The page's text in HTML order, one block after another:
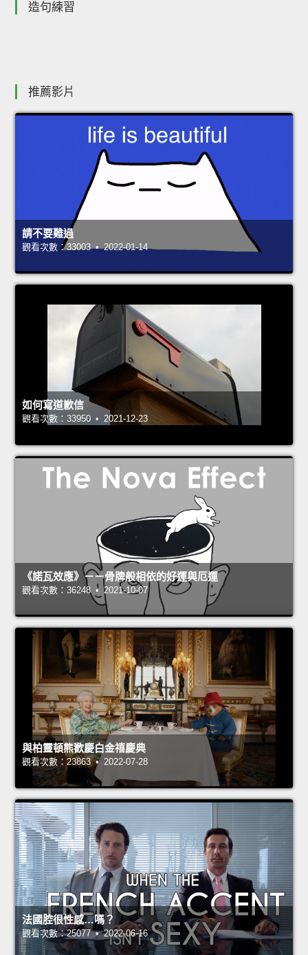
造句練習
推薦影片
請不要難過
觀看次數：33003 • 2022-01-14
如何寫道歉信
觀看次數：33950 • 2021-12-23
《諾瓦效應》－－骨牌般相依的好運與厄運
觀看次數：36248 • 2021-10-07
與柏靈頓熊歡慶白金禧慶典
觀看次數：23863 • 2022-07-28
法國腔很性感…嗎？
觀看次數：25077 • 2022-06-16